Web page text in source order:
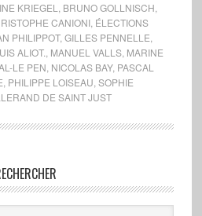
KRIEGEL BRUNO GOLLNISCH
CANIONI, ÉLECTIONS
PHILIPPOT, GILLES PENNELLE
ALIOT. MANUEL VALLS, MARINE
LE PEN NICOLAS BAY, PASCAL
PHILIPPE LOISEAU SOPHIE
DE SAINT JUST